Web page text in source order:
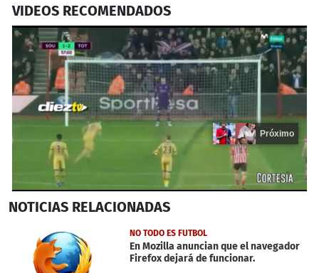
VIDEOS RECOMENDADOS
seconds
seconds
Próximo
NOTICIAS RELACIONADAS
NO TODO ES FUTBOL
En Mozilla anuncian que el navegador
Firefox dejará de funcionar.